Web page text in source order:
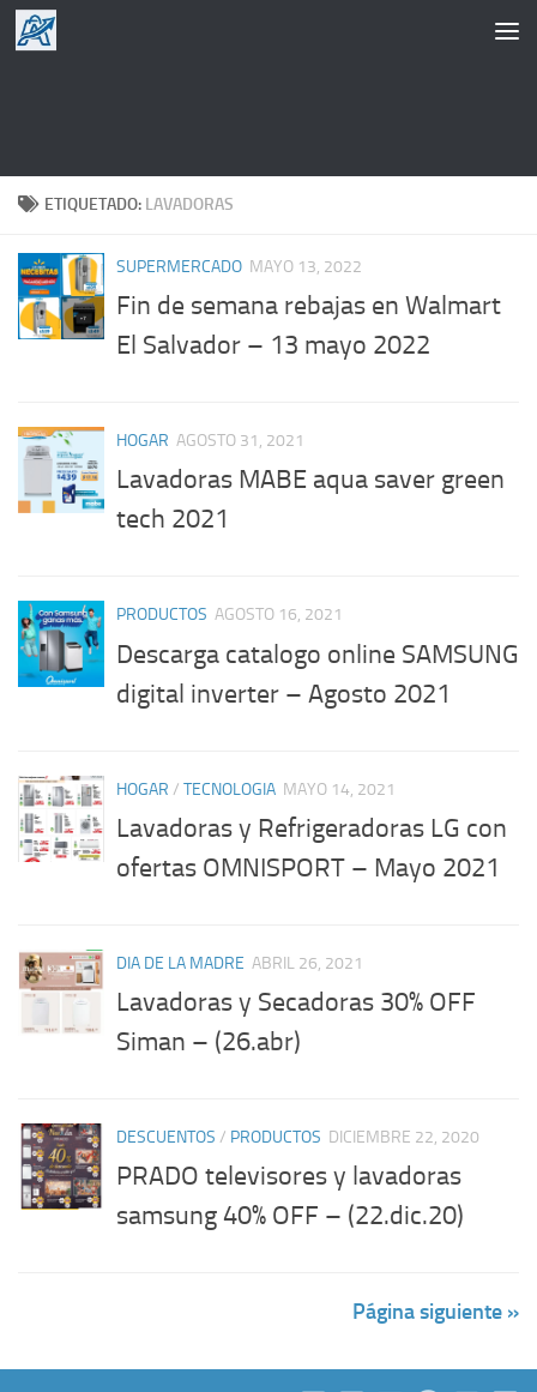
Saltar al contenido
ETIQUETADO: LAVADORAS
SUPERMERCADO MAYO 13, 2022
Fin de semana rebajas en Walmart
El Salvador – 13 mayo 2022
HOGAR AGOSTO 31, 2021
Lavadoras MABE aqua saver green
tech 2021
PRODUCTOS AGOSTO 16, 2021
Descarga catalogo online SAMSUNG
digital inverter – Agosto 2021
HOGAR / TECNOLOGIA MAYO 14, 2021
Lavadoras y Refrigeradoras LG con
ofertas OMNISPORT – Mayo 2021
DIA DE LA MADRE ABRIL 26, 2021
Lavadoras y Secadoras 30% OFF
Siman – (26.abr)
DESCUENTOS / PRODUCTOS DICIEMBRE 22, 2020
PRADO televisores y lavadoras
samsung 40% OFF – (22.dic.20)
Página siguiente »